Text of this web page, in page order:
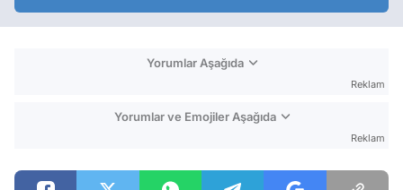
Yorumlar Aşağıda
Reklam
Yorumlar ve Emojiler Aşağıda
Reklam